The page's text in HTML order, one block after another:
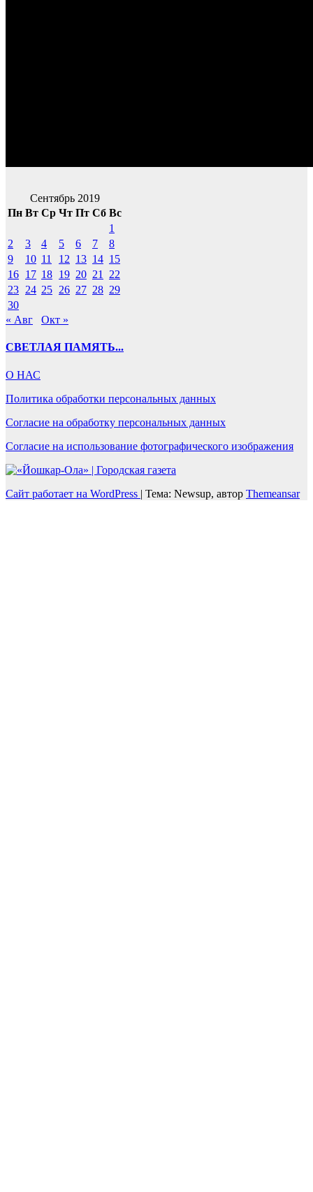
Сентябрь 2019
Пн Вт Ср Чт Пт Сб Вс
1
2
3 4 5 6 7
8
9
10 11 12 13 14 15
16 17 18 19 20 21
22
23 24 25 26 27 28 29
30
« Авг
Окт »
СВЕТЛАЯ ПАМЯТЬ...
О НАС
Политика обработки персональных данных
Согласие на обработку персональных данных
Согласие на использование фотографического изображения
Сайт работает на WordPress | Тема: Newsup, автор Themeansar